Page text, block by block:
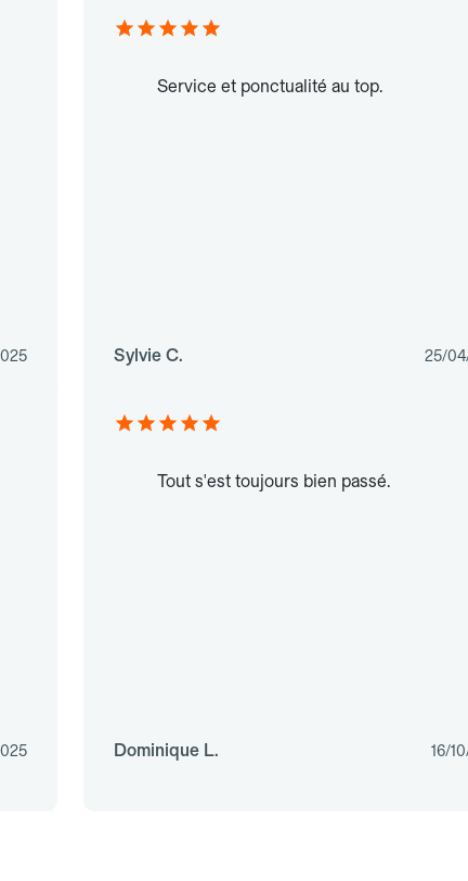
Service et ponctualité au top.
Sylvie C. 25/
Tout s'est toujours bien passé.
Dominique L. 16/